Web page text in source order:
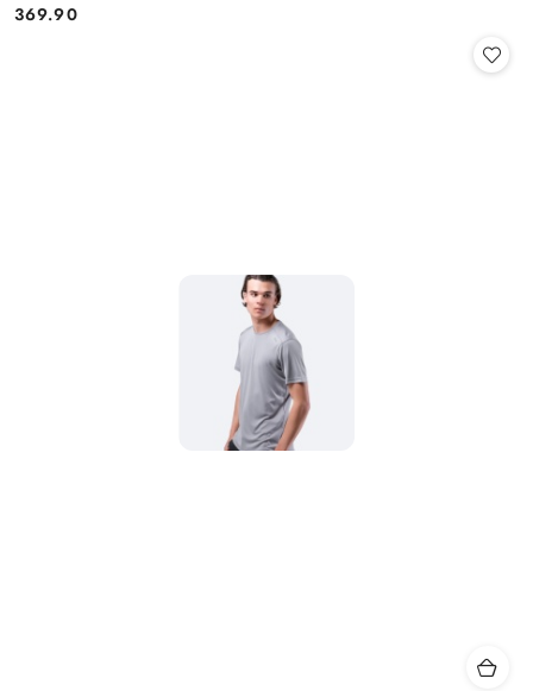
Cena:
369.90